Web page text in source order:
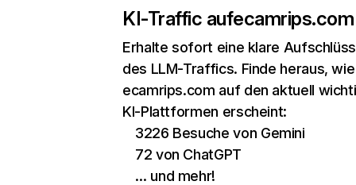
KI-Traffic aufecamrips.com
Erhalte sofort eine klare
des LLM-Traffics. Finde heraus, wie
ecamrips.com auf den aktuell
KI-Plattformen erscheint:
3226 Besuche von Gemini
72 von ChatGPT
… und mehr!